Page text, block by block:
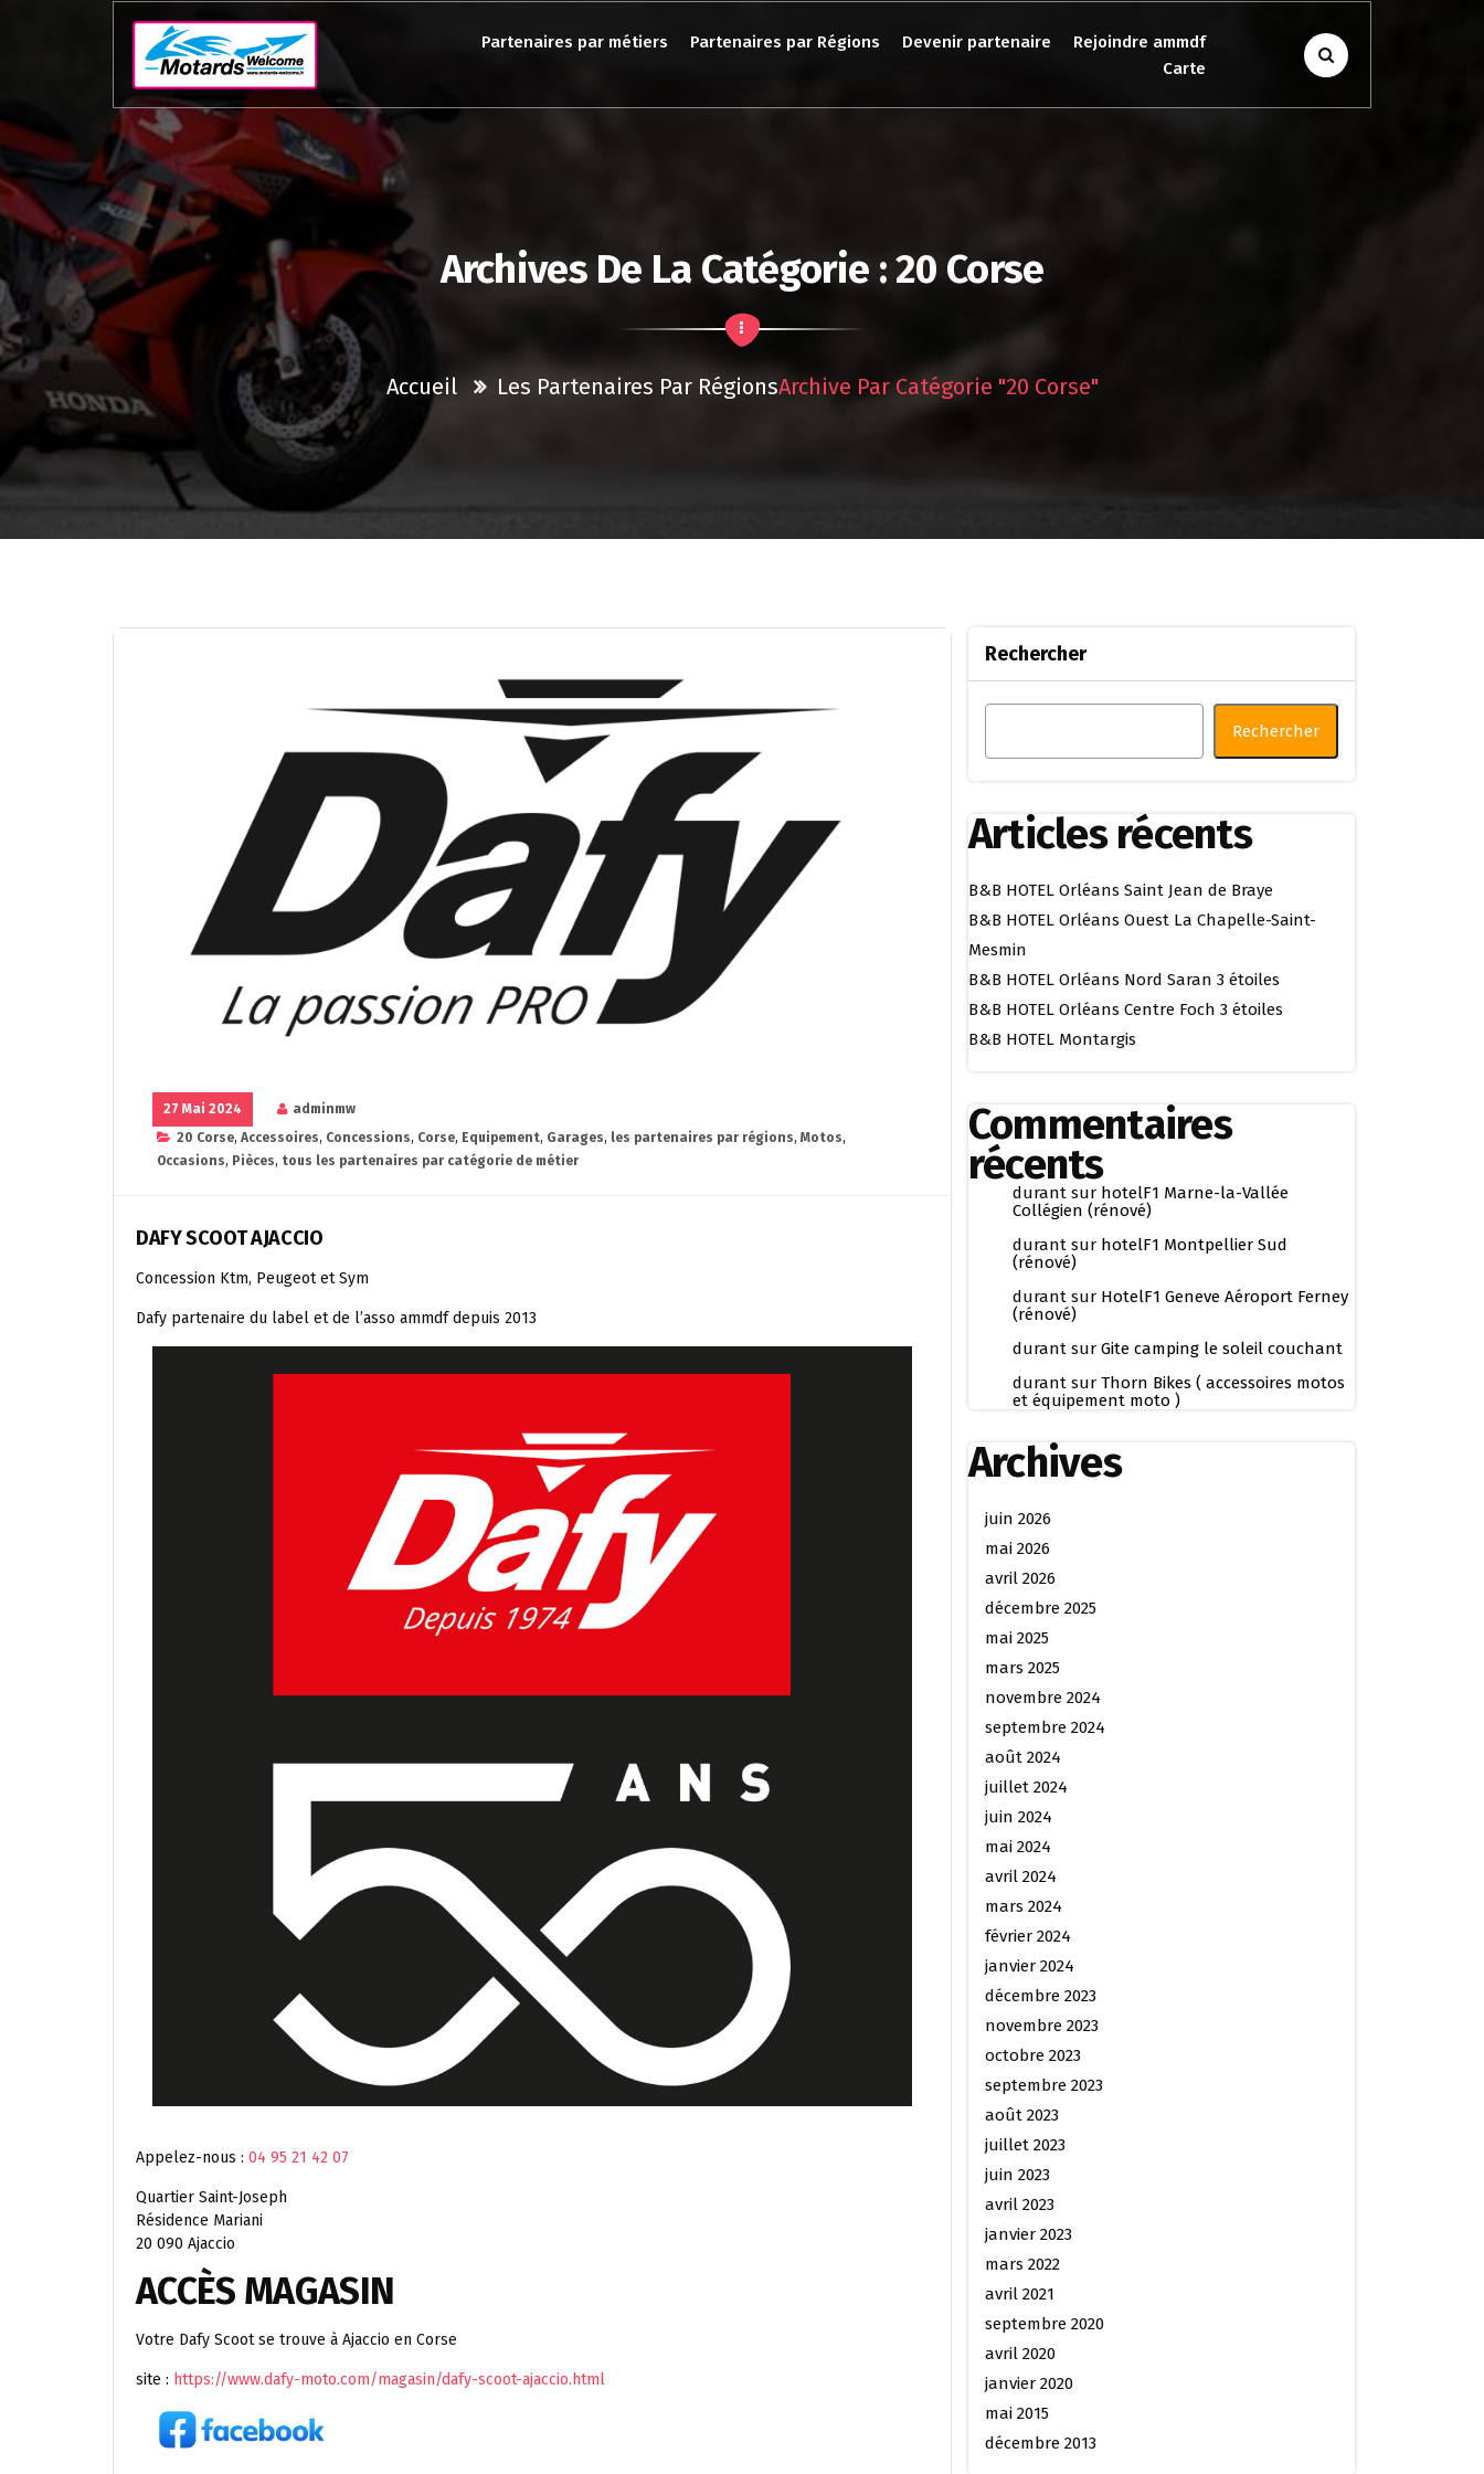
Partenaires par métiers Partenaires par Régions Devenir partenaire
Rejoindre ammdf
Carte
Archives De La Catégorie : 20 Corse
Accueil Les Partenaires Par RégionsArchive Par Catégorie "20 Corse"
27 Mai 2024
adminmw
20 Corse, Accessoires, Concessions, Corse, Equipement, Garages, les partenaires par régions, Motos,
Occasions, Pièces, tous les partenaires par catégorie de métier
DAFY SCOOT AJACCIO
Concession Ktm, Peugeot et Sym
Dafy partenaire du label et de l’asso ammdf depuis 2013
Appelez-nous : 04 95 21 42 07
Quartier Saint-Joseph
Résidence Mariani
20 090 Ajaccio
ACCÈS MAGASIN
Votre Dafy Scoot se trouve à Ajaccio en Corse
site : https://www.dafy-moto.com/magasin/dafy-scoot-ajaccio.html
Rechercher
Rechercher
Articles récents
B&B HOTEL Orléans Saint Jean de Braye
B&B HOTEL Orléans Ouest La Chapelle-Saint-
Mesmin
B&B HOTEL Orléans Nord Saran 3 étoiles
B&B HOTEL Orléans Centre Foch 3 étoiles
B&B HOTEL Montargis
Commentaires
récents
durant sur hotelF1 Marne-la-Vallée
Collégien (rénové)
durant sur hotelF1 Montpellier Sud
(rénové)
durant sur HotelF1 Geneve Aéroport Ferney
(rénové)
durant sur Gite camping le soleil couchant
durant sur Thorn Bikes ( accessoires motos
et équipement moto )
Archives
juin 2026
mai 2026
avril 2026
décembre 2025
mai 2025
mars 2025
novembre 2024
septembre 2024
août 2024
juillet 2024
juin 2024
mai 2024
avril 2024
mars 2024
février 2024
janvier 2024
décembre 2023
novembre 2023
octobre 2023
septembre 2023
août 2023
juillet 2023
juin 2023
avril 2023
janvier 2023
mars 2022
avril 2021
septembre 2020
avril 2020
janvier 2020
mai 2015
décembre 2013